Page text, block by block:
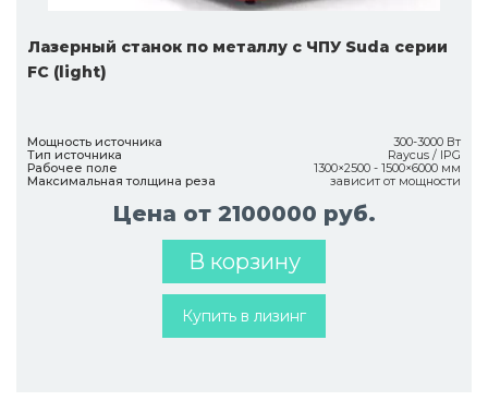
Лазерный станок по металлу с ЧПУ Suda серии
FC (light)
Мощность источника
300-3000 Вт
Тип источника
Raycus / IPG
Рабочее поле
1300×2500 - 1500×6000 мм
Максимальная толщина реза
зависит от мощности
Цена от 2100000 руб.
В корзину
Купить в лизинг